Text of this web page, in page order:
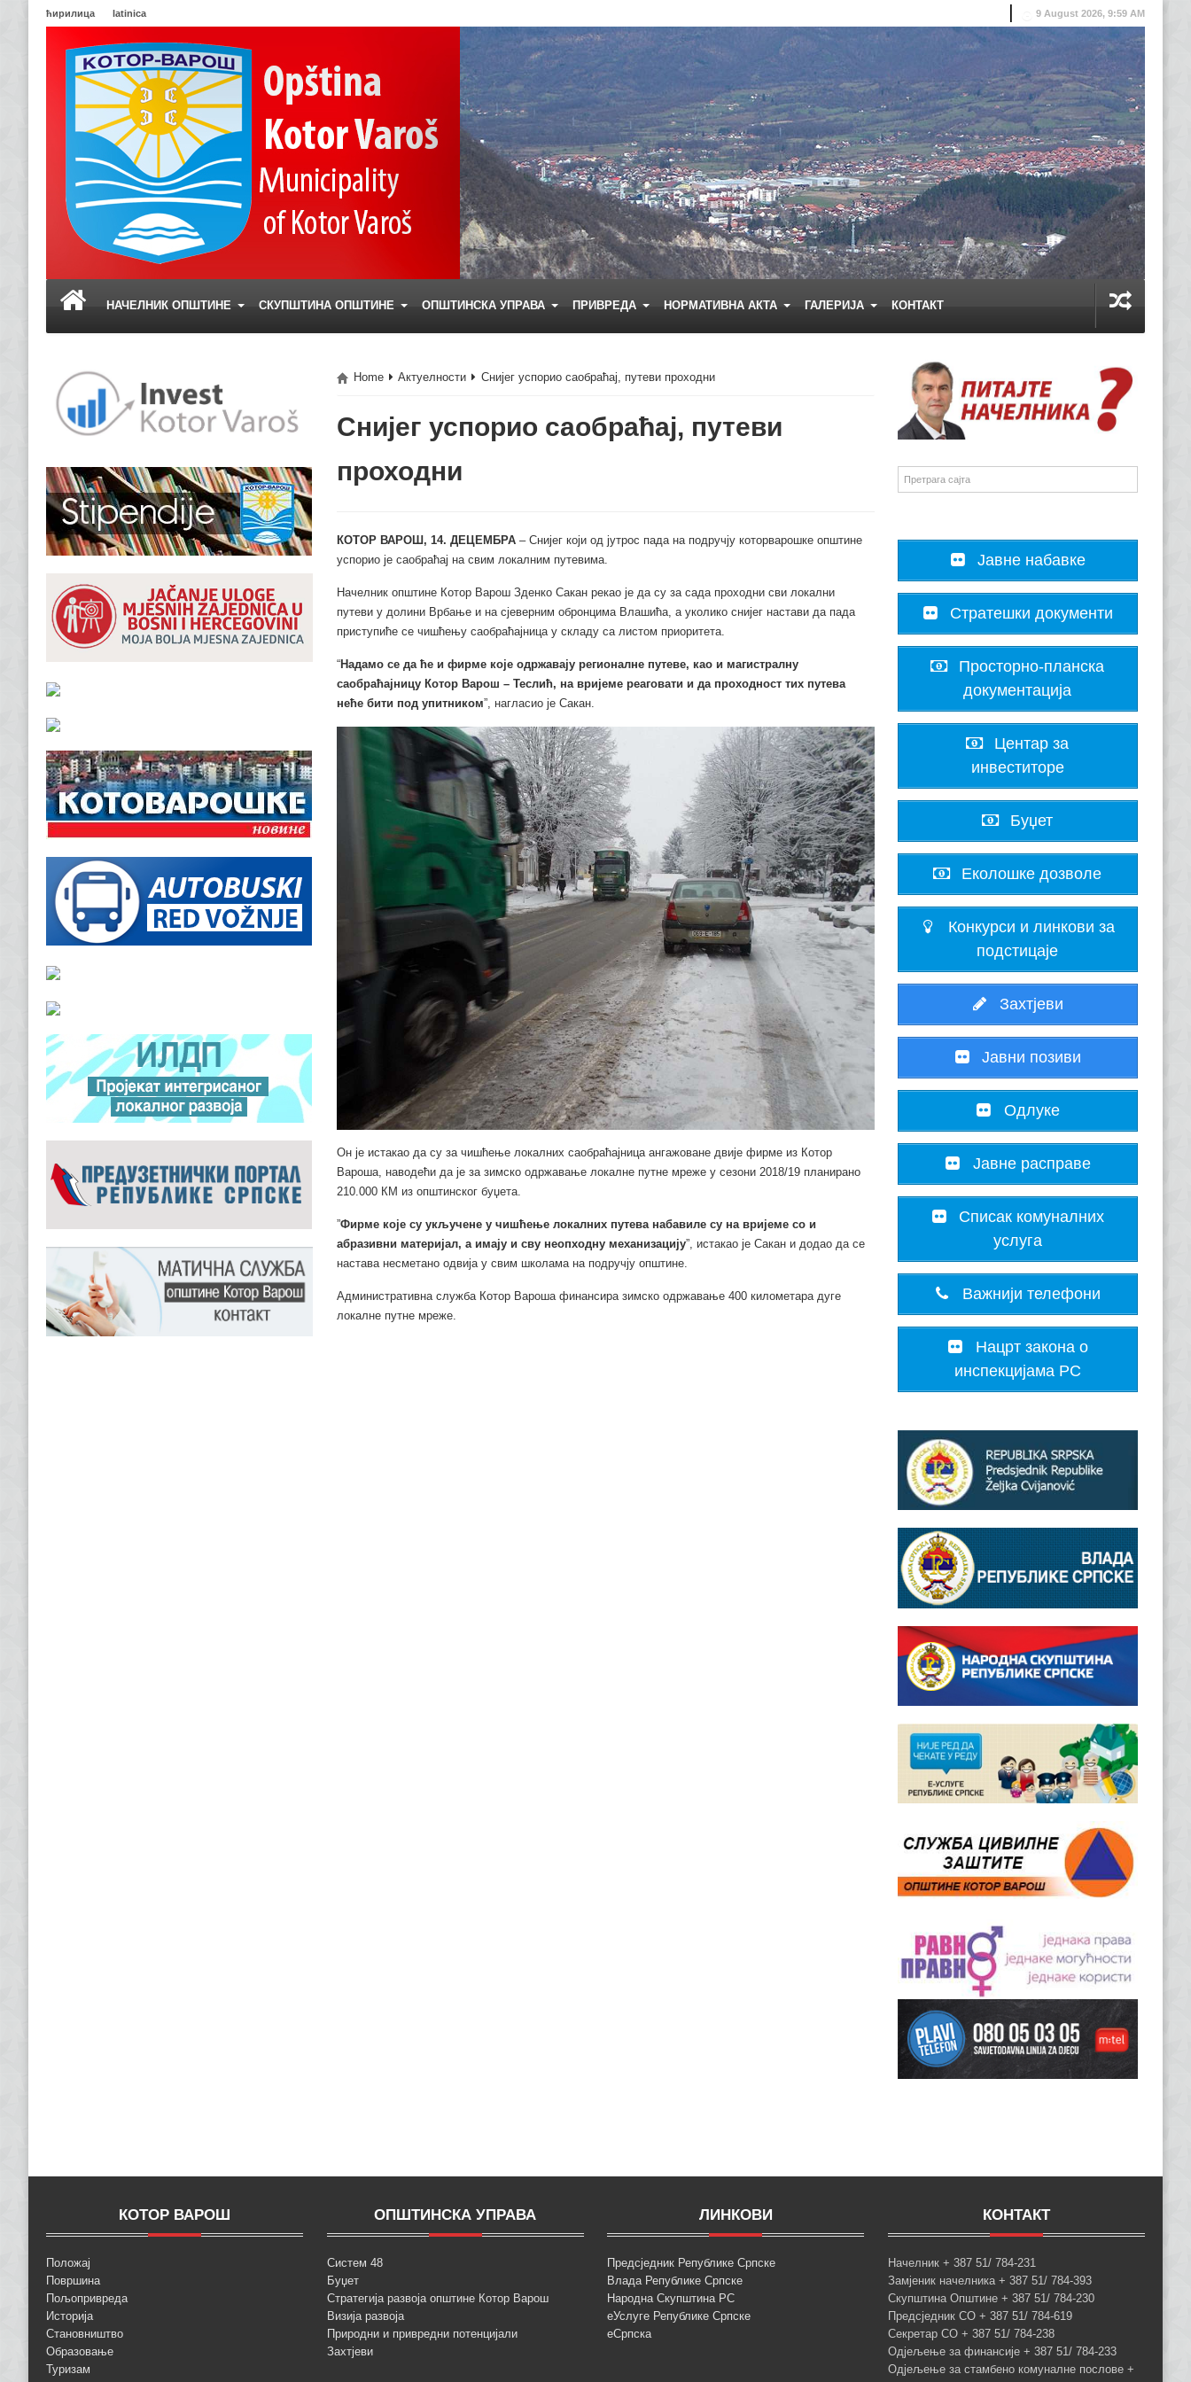
ћирилица latinica 9 August 2026, 9:59 AM
НАЧЕЛНИК ОПШТИНЕ СКУПШТИНА ОПШТИНЕ ОПШТИНСКА УПРАВА ПРИВРЕДА НОРМАТИВНА АКТА ГАЛЕРИЈА КОНТАКТ
Home Актуелности Снијег успорио саобраћај, путеви проходни
Снијег успорио саобраћај, путеви
проходни
КОТОР ВАРОШ, 14. ДЕЦЕМБРА– Снијег који од јутрос пада на подручју которварошке општине
успорио је саобраћај на свим локалним путевима.
Начелник општине Котор Варош Зденко Сакан рекао је да су за сада проходни сви локални
путеви у долини Врбање и на сјеверним обронцима Влашића, а уколико снијег настави да пада
приступиће се чишћењу саобраћајница у складу са листом приоритета.
“Надамо се да ће и фирме које одржавају регионалне путеве, као и магистралну
саобраћајницу Котор Варош – Теслић, на вријеме реаговати и да проходност тих путева
неће бити под упитником”, нагласио је Сакан.
Он је истакао да су за чишћење локалних саобраћајница ангажоване двије фирме из Котор
Вароша, наводећи да је за зимско одржавање локалне путне мреже у сезони 2018/19 планирано
210.000 КМ из општинског буџета.
”Фирме које су укључене у чишћење локалних путева набавиле су на вријеме со и
абразивни материјал, а имају и сву неопходну механизацију”, истакао је Сакан и додао да се
настава несметано одвија у свим школама на подручју општине.
Административна служба Котор Вароша финансира зимско одржавање 400 километара дуге
локалне путне мреже.
Јавне набавке
Стратешки документи
Просторно-планска
документација
Центар за
инвеститоре
Буџет
Еколошке дозволе
Конкурси и линкови за
подстицаје
Захтјеви
Јавни позиви
Одлуке
Јавне расправе
Списак комуналних
услуга
Важнији телефони
Нацрт закона о
инспекцијама РС
КОТОР ВАРОШ
Положај
Површина
Пољопривреда
Историја
Становништво
Образовање
Туризам
ОПШТИНСКА УПРАВА
Систем 48
Буџет
Стратегија развоја општине Котор Варош
Визија развоја
Природни и привредни потенцијали
Захтјеви
ЛИНКОВИ
Предсједник Републике Српске
Влада Републике Српске
Народна Скупштина РС
еУслуге Републике Српске
еСрпска
КОНТАКТ
Начелник + 387 51/ 784-231
Замјеник начелника + 387 51/ 784-393
Скупштина Општине + 387 51/ 784-230
Предсједник СО + 387 51/ 784-619
Секретар СО + 387 51/ 784-238
Одјељење за финансије + 387 51/ 784-233
Одјељење за стамбено комуналне послове +